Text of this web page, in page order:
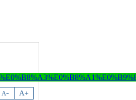
A- A+